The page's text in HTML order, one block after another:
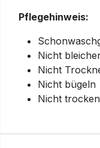
Pflegehinweis:
Nicht
Nicht
Nicht bügeln
Nicht